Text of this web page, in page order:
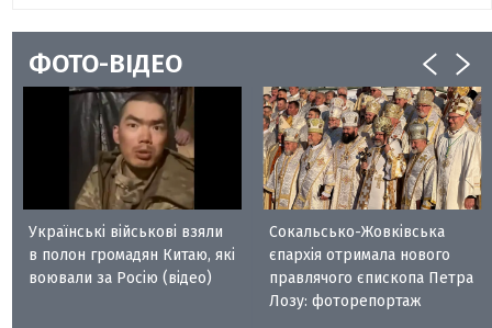
ФОТО-ВІДЕО
Українські військові взяли
в полон громадян Китаю, які
воювали за Росію (відео)
Сокальсько-Жовківська
єпархія отримала нового
правлячого єпископа Петра
Лозу: фоторепортаж